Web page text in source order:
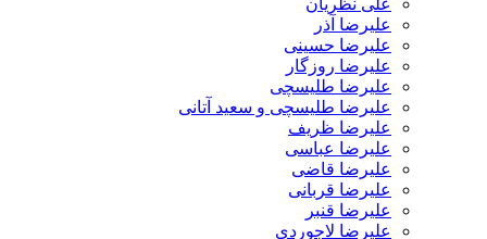
علی نظریان
علیرضا آذر
علیرضا حسینی
علیرضا روزگار
علیرضا طلیسچی
علیرضا طلیسچی و سعید آتانی
علیرضا ظریف
علیرضا عباسی
علیرضا قاضی
علیرضا قربانی
علیرضا قنبر
علیرضا لاجوردی